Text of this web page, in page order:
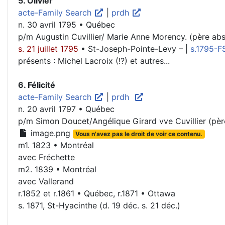
acte-Family Search
prdh
n. 30 avril 1795 • Québec
p/m Augustin Cuvillier/ Marie Anne Morency. (père
s. 21 juillet 1795 • St-Joseph-Pointe-Levy – | s.1795-
présents : Michel Lacroix (!?) et autres...
6. Félicité
acte-Family Search
prdh
n. 20 avril 1797 • Québec
p/m Simon Doucet/Angélique Girard vve Cuvillier
image.png
Vous n'avez pas le droit de voir ce contenu.
m1. 1823 • Montréal
avec Fréchette
m2. 1839 • Montréal
avec Vallerand
r.1852 et r.1861 • Québec, r.1871 • Ottawa
s. 1871, St-Hyacinthe (d. 19 déc. s. 21 déc.)